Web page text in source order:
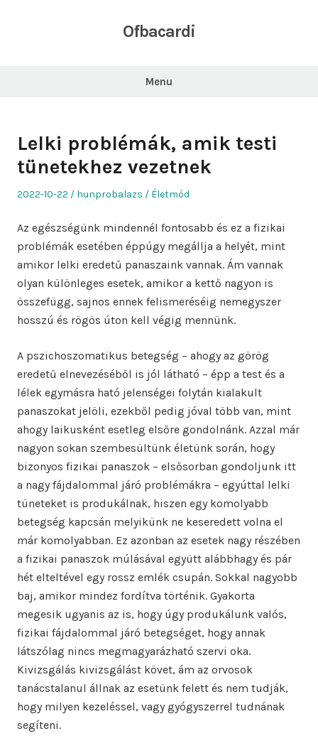
Ofbacardi
Menu
Lelki problémák, amik testi
tünetekhez vezetnek
Posted
2022-10-22 Author
hunprobalazs
Posted
Életmód
Az egészségünk mindennél fontosabb és ez a fizikai
problémák esetében éppúgy megállja a helyét, mint
amikor lelki eredetű panaszaink vannak. Ám vannak
olyan különleges esetek, amikor a kettő nagyon is
összefügg, sajnos ennek felismeréséig nemegyszer
hosszú és rögös úton kell végig mennünk.
A pszichoszomatikus betegség – ahogy az görög
eredetű elnevezéséből is jól látható – épp a test és a
lélek egymásra ható jelenségei folytán kialakult
panaszokat jelöli, ezekből pedig jóval több van, mint
ahogy laikusként esetleg elsőre gondolnánk. Azzal már
nagyon sokan szembesültünk életünk során, hogy
bizonyos fizikai panaszok – elsősorban gondoljunk itt
a nagy fájdalommal járó problémákra – egyúttal lelki
tüneteket is produkálnak, hiszen egy komolyabb
betegség kapcsán melyikünk ne keseredett volna el
már komolyabban. Ez azonban az esetek nagy részében
a fizikai panaszok múlásával együtt alábbhagy és pár
hét elteltével egy rossz emlék csupán. Sokkal nagyobb
baj, amikor mindez fordítva történik. Gyakorta
megesik ugyanis az is, hogy úgy produkálunk valós,
fizikai fájdalommal járó betegséget, hogy annak
látszólag nincs megmagyarázható szervi oka.
Kivizsgálás kivizsgálást követ, ám az orvosok
tanácstalanul állnak az esetünk felett és nem tudják,
hogy milyen kezeléssel, vagy gyógyszerrel tudnának
segíteni.